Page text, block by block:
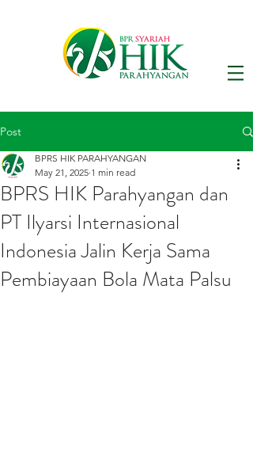
Post
BPRS HIK Parahyangan dan
PT Ilyarsi Internasional
Indonesia Jalin Kerja Sama
Pembiayaan Bola Mata Palsu
BPRS HIK PARAHYANGAN
May 21, 2025 1 min read